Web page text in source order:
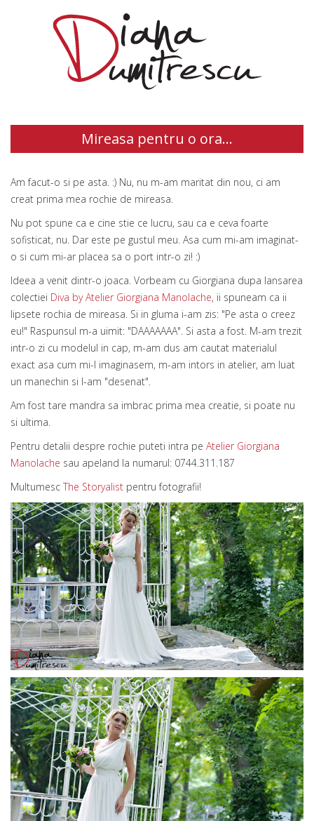
Mireasa pentru o ora...
Am facut-o si pe asta. :) Nu, nu m-am maritat din nou, ci am
creat prima mea rochie de mireasa.
Nu pot spune ca e cine stie ce lucru, sau ca e ceva foarte
sofisticat, nu. Dar este pe gustul meu. Asa cum mi-am imaginat-
o si cum mi-ar placea sa o port intr-o zi! :)
Ideea a venit dintr-o joaca. Vorbeam cu Giorgiana dupa lansarea
colectiei Diva by Atelier Giorgiana Manolache, ii spuneam ca ii
lipsete rochia de mireasa. Si in gluma i-am zis: "Pe asta o creez
eu!" Raspunsul m-a uimit: "DAAAAAAA". Si asta a fost. M-am trezit
intr-o zi cu modelul in cap, m-am dus am cautat materialul
exact asa cum mi-l imaginasem, m-am intors in atelier, am luat
un manechin si l-am "desenat".
Am fost tare mandra sa imbrac prima mea creatie, si poate nu
si ultima.
Pentru detalii despre rochie puteti intra pe Atelier Giorgiana
Manolache sau apeland la numarul: 0744.311.187
Multumesc The Storyalist pentru fotografii!